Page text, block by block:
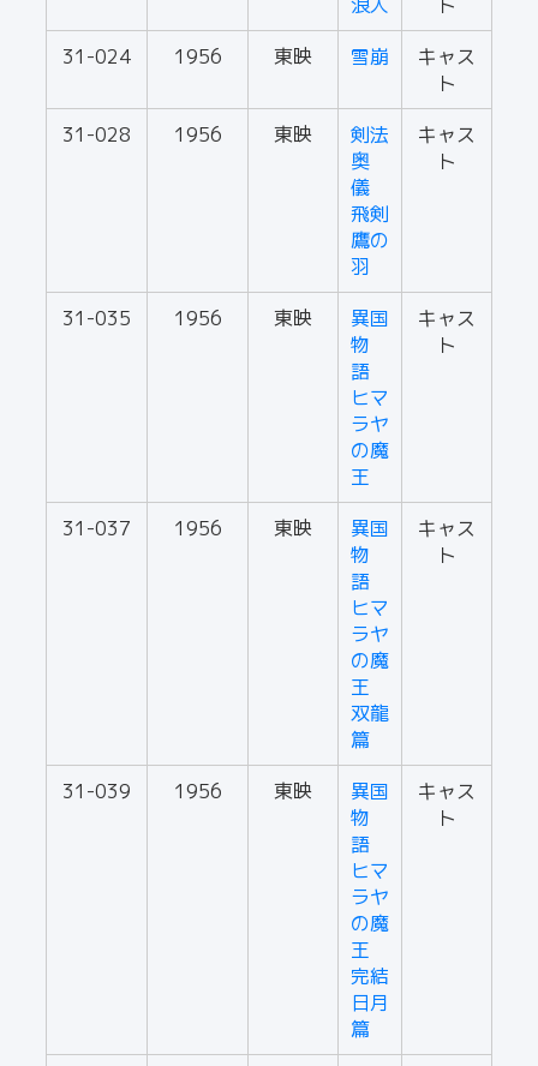
31-024
1956 東映 雪崩
キャス
ト
31-028
1956 東映
剣法
奥
儀
飛剣
鷹の
羽
キャス
ト
31-035 1956 東映
異国
物
語
ヒマ
ラヤ
の魔
王
キャス
ト
31-037 1956 東映
異国
物
語
ヒマ
ラヤ
の魔
王
双龍
篇
キャス
ト
31-039 1956 東映
異国
物
語
ヒマ
ラヤ
の魔
王
完結
日月
篇
キャス
ト